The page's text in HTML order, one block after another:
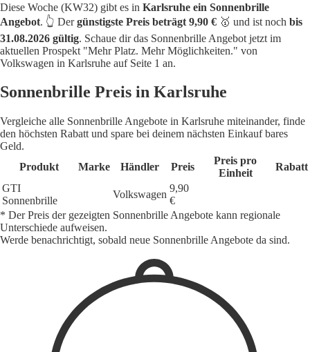
Diese Woche (KW32) gibt es in Karlsruhe ein Sonnenbrille
Angebot. 👆 Dergünstigste Preis beträgt 9,90 € 🥇 und ist noch bis
31.08.2026 gültig. Schaue dir das Sonnenbrille Angebot jetzt im
aktuellen Prospekt "Mehr Platz. Mehr Möglichkeiten." von
Volkswagen in Karlsruhe auf Seite 1 an.
Sonnenbrille Preis in Karlsruhe
Vergleiche alle Sonnenbrille Angebote in Karlsruhe miteinander, finde
den höchsten Rabatt und spare bei deinem nächsten Einkauf bares
Geld.
Produkt
Marke Händler Preis
Preis pro
Einheit
Rabatt
GTI
Sonnenbrille
Volkswagen
9,90
€
* Der Preis der gezeigten Sonnenbrille Angebote kann regionale
Unterschiede aufweisen.
Werde benachrichtigt, sobald neue Sonnenbrille Angebote da sind.